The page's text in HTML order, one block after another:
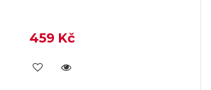
459 Kč
KOUPIT